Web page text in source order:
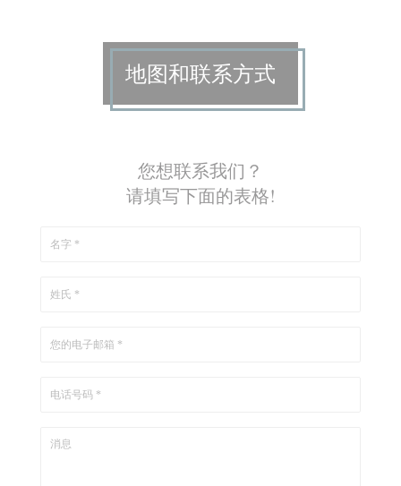
地图和联系方式
您想联系我们？
请填写下面的表格!